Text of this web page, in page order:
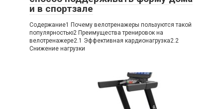
и в спортзале
Содержание1 Почему велотренажеры пользуются такой
популярностью2 Преимущества тренировок на
велотренажере2.1 Эффективная кардионагрузка2.2
Снижение нагрузки